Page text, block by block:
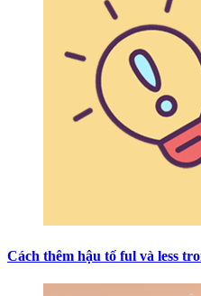
Cách thêm hậu tố ful và less